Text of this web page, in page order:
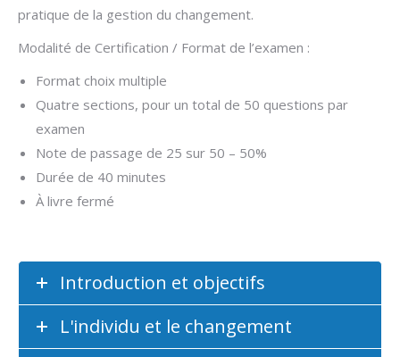
pratique de la gestion du changement.
Modalité de Certification / Format de l’examen :
Format choix multiple
Quatre sections, pour un total de 50 questions par
examen
Note de passage de 25 sur 50 – 50%
Durée de 40 minutes
À livre fermé
Introduction et objectifs
L'individu et le changement